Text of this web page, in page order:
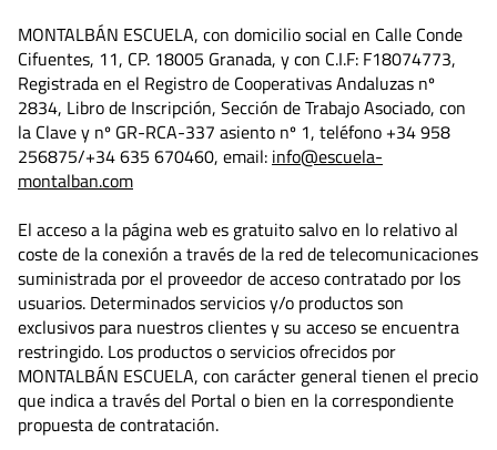
MONTALBÁN ESCUELA, con domicilio social en Calle Conde
Cifuentes, 11, CP. 18005 Granada, y con C.I.F: F18074773,
Registrada en el Registro de Cooperativas Andaluzas nº
2834, Libro de Inscripción, Sección de Trabajo Asociado, con
la Clave y nº GR-RCA-337 asiento nº 1, teléfono +34 958
256875/+34 635 670460, email: info@escuela-
montalban.com
El acceso a la página web es gratuito salvo en lo relativo al
coste de la conexión a través de la red de telecomunicaciones
suministrada por el proveedor de acceso contratado por los
usuarios. Determinados servicios y/o productos son
exclusivos para nuestros clientes y su acceso se encuentra
restringido. Los productos o servicios ofrecidos por
MONTALBÁN ESCUELA, con carácter general tienen el precio
que indica a través del Portal o bien en la correspondiente
propuesta de contratación.